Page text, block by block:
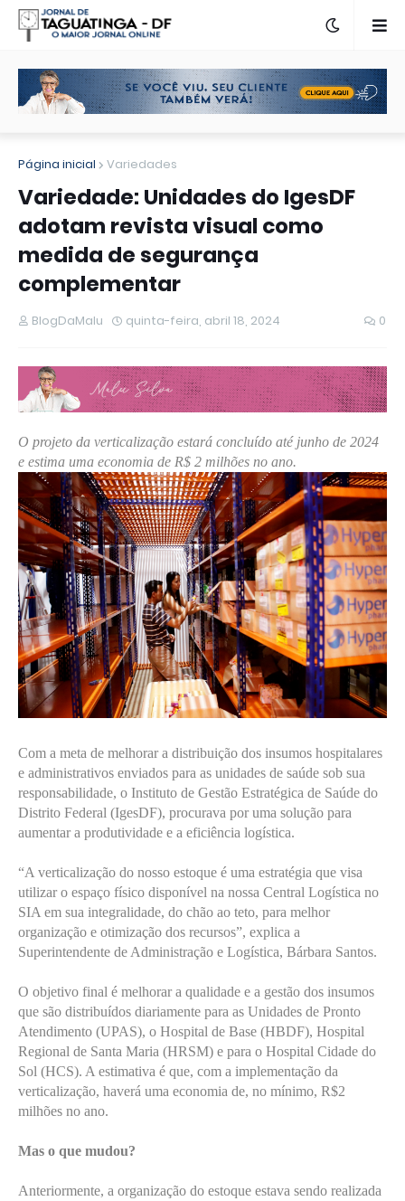
Página inicial Variedades
Variedade: Unidades do IgesDF
adotam revista visual como
medida de segurança
complementar
BlogDaMalu quinta-feira, abril 18, 2024 0
O projeto da verticalização estará concluído até junho de 2024
e estima uma economia de R$ 2 milhões no ano.
Com a meta de melhorar a distribuição dos insumos hospitalares
e administrativos enviados para as unidades de saúde sob sua
responsabilidade, o Instituto de Gestão Estratégica de Saúde do
Distrito Federal (IgesDF), procurava por uma solução para
aumentar a produtividade e a eficiência logística.
“A verticalização do nosso estoque é uma estratégia que visa
utilizar o espaço físico disponível na nossa Central Logística no
SIA em sua integralidade, do chão ao teto, para melhor
organização e otimização dos recursos”, explica a
Superintendente de Administração e Logística, Bárbara Santos.
O objetivo final é melhorar a qualidade e a gestão dos insumos
que são distribuídos diariamente para as Unidades de Pronto
Atendimento (UPAS), o Hospital de Base (HBDF), Hospital
Regional de Santa Maria (HRSM) e para o Hospital Cidade do
Sol (HCS). A estimativa é que, com a implementação da
verticalização, haverá uma economia de, no mínimo, R$2
milhões no ano.
Mas o que mudou?
Anteriormente, a organização do estoque estava sendo realizada